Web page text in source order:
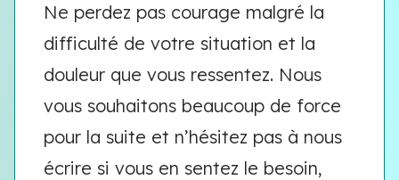
Ne perdez pas courage malgré la
difficulté de votre situation et la
douleur que vous ressentez. Nous
vous souhaitons beaucoup de force
pour la suite et n’hésitez pas à nous
écrire si vous en sentez le besoin,